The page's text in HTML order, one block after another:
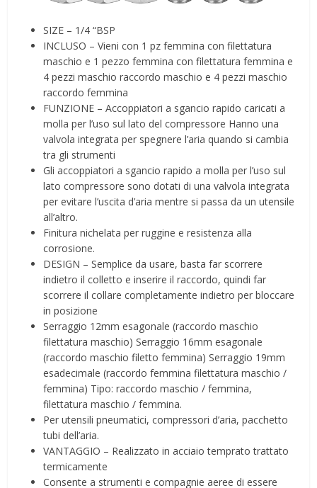
SIZE – 1/4 “BSP
INCLUSO – Vieni con 1 pz femmina con filettatura
maschio e 1 pezzo femmina con filettatura femmina e
4 pezzi maschio raccordo maschio e 4 pezzi maschio
raccordo femmina
FUNZIONE – Accoppiatori a sgancio rapido caricati a
molla per l’uso sul lato del compressore Hanno una
valvola integrata per spegnere l’aria quando si cambia
tra gli strumenti
Gli accoppiatori a sgancio rapido a molla per l’uso sul
lato compressore sono dotati di una valvola integrata
per evitare l’uscita d’aria mentre si passa da un utensile
all’altro.
Finitura nichelata per ruggine e resistenza alla
corrosione.
DESIGN – Semplice da usare, basta far scorrere
indietro il colletto e inserire il raccordo, quindi far
scorrere il collare completamente indietro per bloccare
in posizione
Serraggio 12mm esagonale (raccordo maschio
filettatura maschio) Serraggio 16mm esagonale
(raccordo maschio filetto femmina) Serraggio 19mm
esadecimale (raccordo femmina filettatura maschio /
femmina) Tipo: raccordo maschio / femmina,
filettatura maschio / femmina.
Per utensili pneumatici, compressori d’aria, pacchetto
tubi dell’aria.
VANTAGGIO – Realizzato in acciaio temprato trattato
termicamente
Consente a strumenti e compagnie aeree di essere